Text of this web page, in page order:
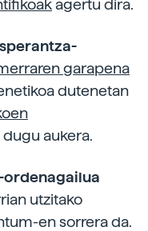
agertu dira.
garapena
dutenetan
aukera.
ordenagailua
utzitako
en sorrera da.